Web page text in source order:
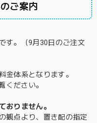
ご案内
す。（9月30日のご注文
金体系となります。
ください。
おりません。
観点より、置き配の指定